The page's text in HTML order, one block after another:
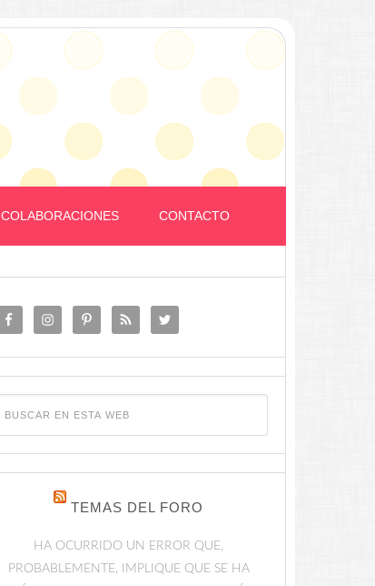
COLABORACIONES CONTACTO
TEMAS DEL FORO
HA OCURRIDO UN ERROR QUE,
PROBABLEMENTE, IMPLIQUE QUE SE HA